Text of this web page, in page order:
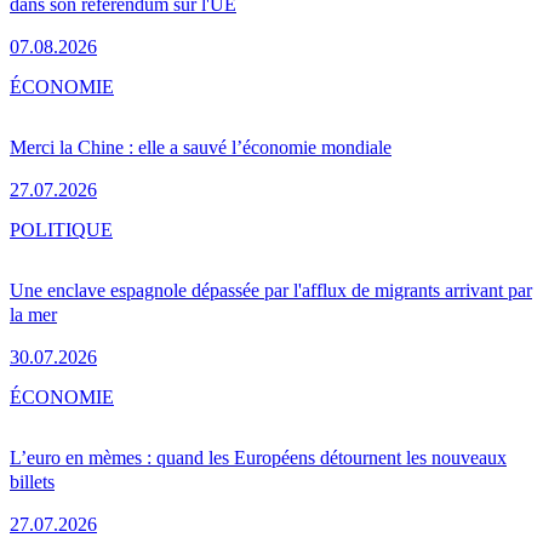
07.08.2026
Merci la Chine : elle a sauvé l’économie mondiale
27.07.2026
ÉCONOMIE
Une enclave espagnole dépassée par l'afflux de migrants arrivant par
la mer
30.07.2026
POLITIQUE
L’euro en mèmes : quand les Européens détournent les nouveaux
billets
27.07.2026
ÉCONOMIE